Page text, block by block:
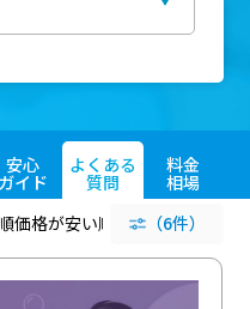
安心
ガイド
よくある
質問
料金
相場
価格が安い順 評価が高い順
（6件）